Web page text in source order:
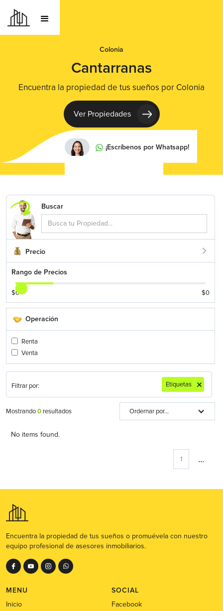
Colonia
Cantarranas
Encuentra la propiedad de tus sueños por Colonia
Ver Propiedades
¡Escríbenos por Whatsapp!
Buscar
Precio
Rango de Precios
$0 $0
Operación
Renta
Venta
Filtrar por: Etiquetas
Mostrando0 resultados Ordernar por...
No items found.
1 ...
Encuentra la propiedad de tus sueños o promuévela con nuestro
equipo profesional de asesores inmobiliarios.
MENU
Inicio
SOCIAL
Facebook